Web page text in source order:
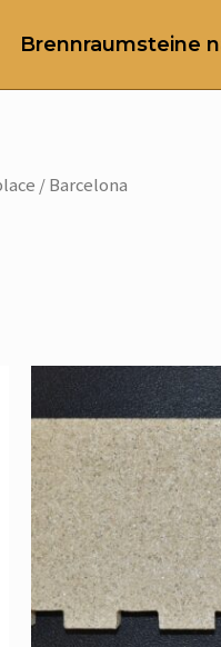
Brennraumsteine
/ Barcelona